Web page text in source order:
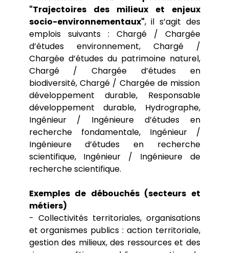
"Trajectoires des milieux et enjeux
socio-environnementaux", il s’agit des
emplois suivants : Chargé / Chargée
d’études environnement, Chargé /
Chargée d’études du patrimoine naturel,
Chargé / Chargée d’études en
biodiversité, Chargé / Chargée de mission
développement durable, Responsable
développement durable, Hydrographe,
Ingénieur / Ingénieure d’études en
recherche fondamentale, Ingénieur /
Ingénieure d’études en recherche
scientifique, Ingénieur / Ingénieure de
recherche scientifique.
Exemples de débouchés (secteurs et
métiers)
- Collectivités territoriales, organisations
et organismes publics : action territoriale,
gestion des milieux, des ressources et des